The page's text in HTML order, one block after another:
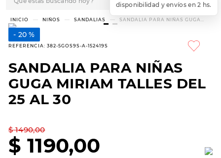
disponibilidad y envíos en 2 hs.
NIÑOS SANDALIAS
SANDALIA PARA NIÑAS GUGA
20 %
REFERENCIA: 382-5GOS9S-A-152419S
SANDALIA PARA NIÑAS
GUGA MIRIAM TALLES DEL
25 AL 30
$ 1490,00
$ 1190,00
TÉRMINOS MÁS
BUSCADOS
skechers
3.
skechers slip-ins